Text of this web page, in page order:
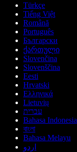
Türkçe
Tiếng Việt
Română
Português
Български
ქართული
Slovenčina
Slovenščina
Eesti
Hrvatski
Ελληνικά
Lietuvių
עברית
Bahasa Indonesia
বাংলা
Bahasa Melayu
اردو